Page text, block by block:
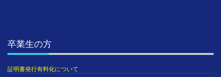
卒業生の方
証明書発行有料化について